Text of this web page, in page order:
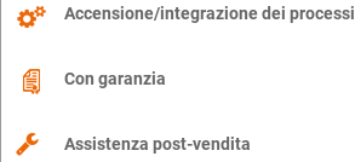
Accensione/integrazione dei processi
Con garanzia
Assistenza post-vendita